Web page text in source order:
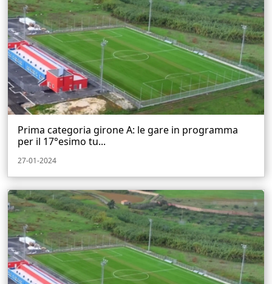
Prima categoria girone A: le gare in programma
per il 17°esimo tu...
27-01-2024